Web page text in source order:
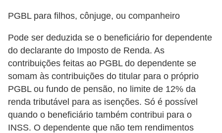
PGBL para filhos, cônjuge, ou companheiro
Pode ser deduzida se o beneficiário for dependente
do declarante do Imposto de Renda. As
contribuições feitas ao PGBL do dependente se
somam às contribuições do titular para o próprio
PGBL ou fundo de pensão, no limite de 12% da
renda tributável para as isenções. Só é possível
quando o beneficiário também contribui para o
INSS. O dependente que não tem rendimentos
C
r
t
ã
o
d
e